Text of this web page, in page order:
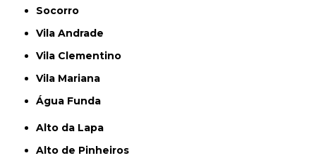
Socorro
Vila Andrade
Vila Clementino
Vila Mariana
Água Funda
Alto da Lapa
Alto de Pinheiros